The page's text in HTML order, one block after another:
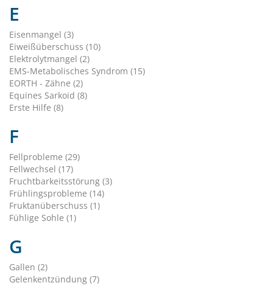
E
Eisenmangel (3)
Eiweißüberschuss (10)
Elektrolytmangel (2)
EMS-Metabolisches Syndrom (15)
EORTH - Zähne (2)
Equines Sarkoid (8)
Erste Hilfe (8)
F
Fellprobleme (29)
Fellwechsel (17)
Fruchtbarkeitsstörung (3)
Frühlingsprobleme (14)
Fruktanüberschuss (1)
Fühlige Sohle (1)
G
Gallen (2)
Gelenkentzündung (7)